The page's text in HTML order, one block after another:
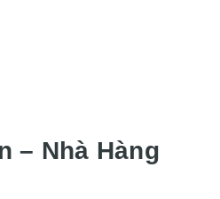
– Nhà Hàng